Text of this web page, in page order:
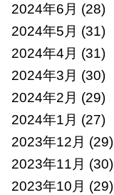
2024年6月 (28)
2024年5月 (31)
2024年4月 (31)
2024年3月 (30)
2024年2月 (29)
2024年1月 (27)
2023年12月 (29)
2023年11月 (30)
2023年10月 (29)